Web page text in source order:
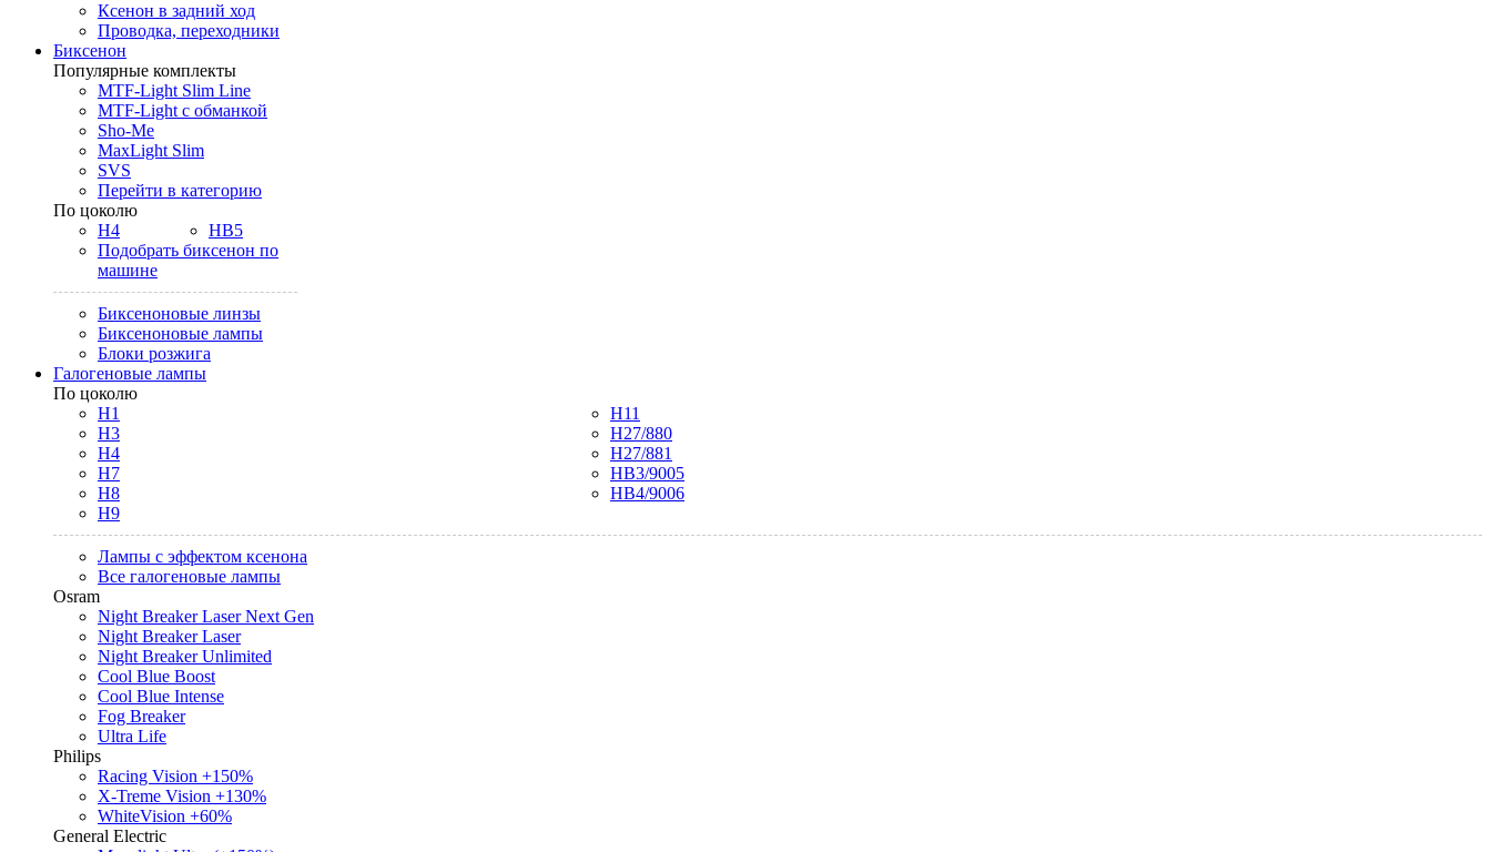
Ксенон в задний ход
Проводка, переходники
Биксенон
Популярные комплекты
MTF-Light Slim Line
MTF-Light с обманкой
Sho-Me
MaxLight Slim
SVS
Перейти в категорию
По цоколю
H4
HB5
Подобрать биксенон по
машине
Биксеноновые линзы
Биксеноновые лампы
Блоки розжига
Галогеновые лампы
По цоколю
H1
H3
H4
H7
H8
H9
H11
H27/880
H27/881
HB3/9005
HB4/9006
Лампы с эффектом ксенона
Все галогеновые лампы
Osram
Night Breaker Laser Next Gen
Night Breaker Laser
Night Breaker Unlimited
Cool Blue Boost
Cool Blue Intense
Fog Breaker
Ultra Life
Philips
Racing Vision +150%
X-Treme Vision +130%
WhiteVision +60%
General Electric